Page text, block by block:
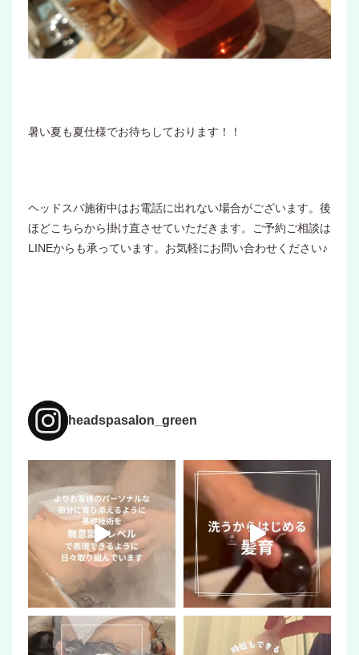
暑い夏も夏仕様でお待ちしております！！
ヘッドスパ施術中はお電話に出れない場合がございます。後
ほどこちらから掛け直させていただきます。ご予約ご相談は
LINEからも承っています。お気軽にお問い合わせください♪
headspasalon_green